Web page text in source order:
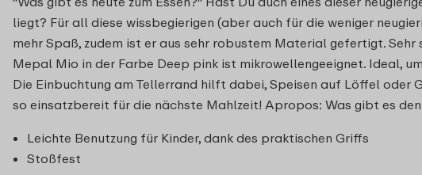
liegt? Für all diese wissbegierigen (aber auch für die weniger
mehr Spaß, zudem ist er aus sehr robustem Material gefertigt.
Mepal Mio in der Farbe Deep pink ist mikrowellengeeignet. Ideal,
Die Einbuchtung am Tellerrand hilft dabei, Speisen auf Löffel oder
so einsatzbereit für die nächste Mahlzeit! Apropos: Was gibt es
Leichte Benutzung für Kinder, dank des praktischen Griffs
Stoßfest